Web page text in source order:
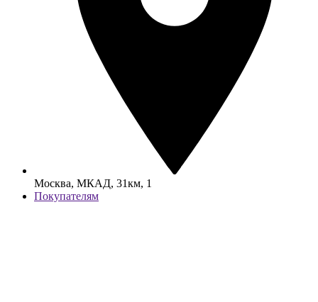
Москва, МКАД, 31км, 1
Покупателям